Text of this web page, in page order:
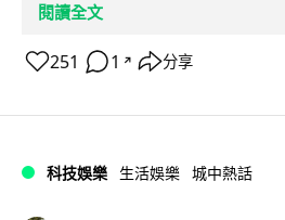
閱讀全文
251 1 ↗ 分享
科技娛樂 生活娛樂 城中熱話